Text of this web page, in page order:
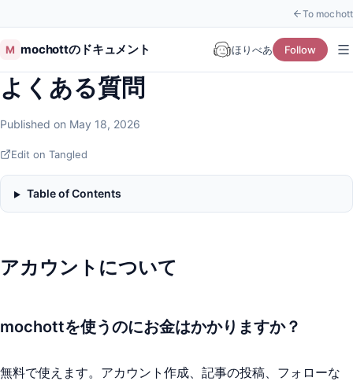
To mochott
M mochottのドキュメント ほりべあ Follow
よくある質問
Published on May 18, 2026
Edit on Tangled
Table of Contents
アカウントについて
mochottを使うのにお金はかかりますか？
無料で使えます。アカウント作成、記事の投稿、フォローな